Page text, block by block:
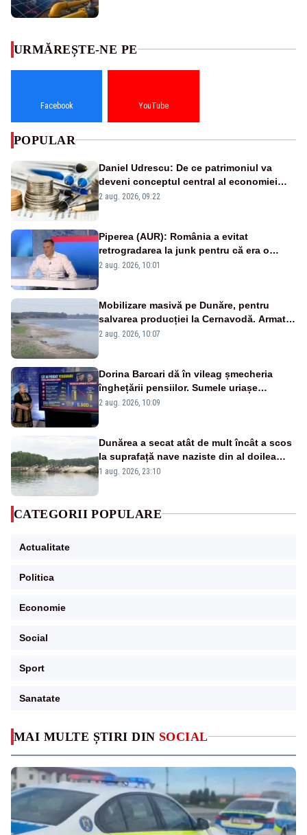
MAI MULTE ȘTIRI DIN SOCIAL
URMĂREȘTE-NE PE
Facebook YouTube
POPULAR
Daniel Udrescu: De ce patrimoniul va
deveni conceptul central al economiei
viitoare?
2 aug. 2026, 09:22
Piperea (AUR): România a evitat
retrogradarea la junk pentru că era o
catastrofă pentru bănci și fondurile de
2 aug. 2026, 10:01
Mobilizare masivă pe Dunăre, pentru
salvarea producției la Cernavodă. Armata
va detona o stâncă și va devia apa
2 aug. 2026, 10:07
Dorina Barcari dă în vileag șmecheria
înghețării pensiilor. Sumele uriașe
pierdute de fiecare român
2 aug. 2026, 10:09
Dunărea a secat atât de mult încât a scos
la suprafață nave naziste din al doilea
război mondial
1 aug. 2026, 23:10
CATEGORII POPULARE
Actualitate
Politica
Economie
Social
Sport
Sanatate